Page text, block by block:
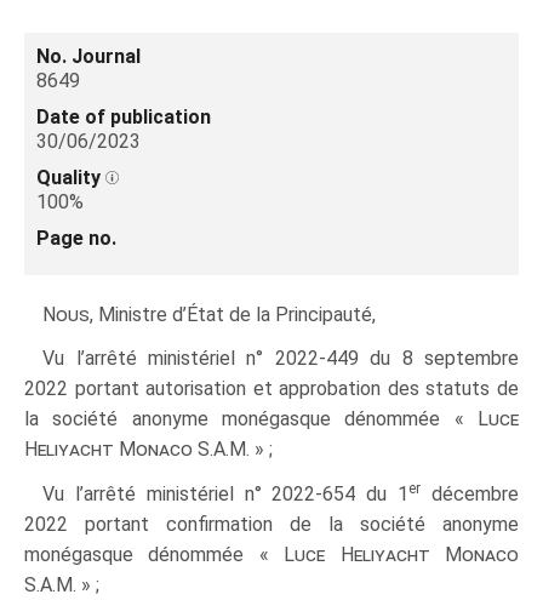
No. Journal
8649
Date of publication
30/06/2023
Quality
100%
Page no.
Nous, Ministre d’État de la Principauté,
Vu l’arrêté ministériel n° 2022-449 du 8 septembre
2022 portant autorisation et approbation des statuts de
la société anonyme monégasque dénommée «
Luce
Heliyacht Monaco S.A.M. » ;
Vu l’arrêté ministériel n° 2022-654 du 1 er
décembre
2022 portant confirmation de la société anonyme
monégasque dénommée « Luce Heliyacht Monaco
S.A.M. » ;